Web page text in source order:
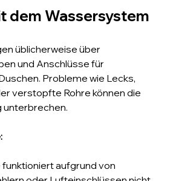
dem Wassersystem
üblicherweise über
und Anschlüsse für
Probleme wie Lecks,
verstopfte Rohre können die
aufgrund von